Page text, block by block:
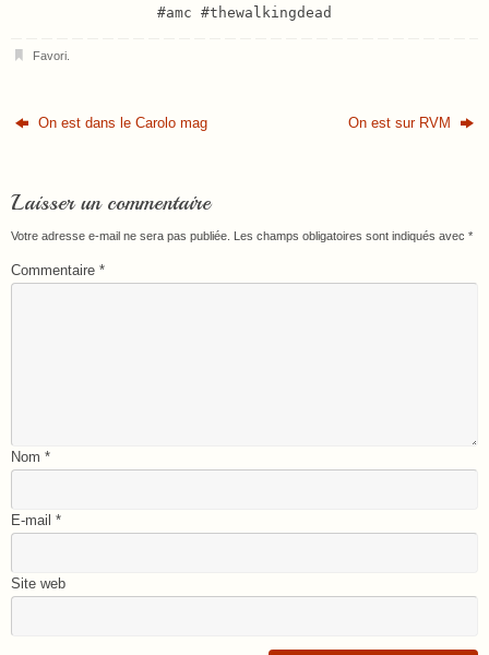
#amc #thewalkingdead
Favori.
On est dans le Carolo mag On est sur RVM
Laisser un commentaire
Votre adresse e-mail ne sera pas publiée. Les champs obligatoires sont indiqués avec *
Commentaire *
Nom *
E-mail *
Site web